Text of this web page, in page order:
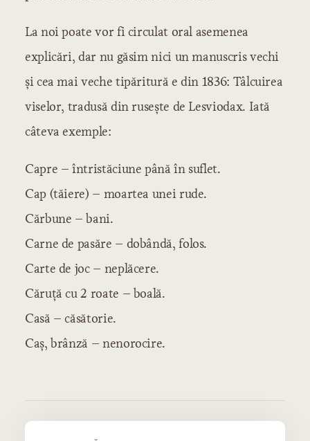
La noi poate vor fi circulat oral asemenea
explicări, dar nu găsim nici un manuscris vechi
şi cea mai veche tipăritură e din 1836: Tâlcuirea
viselor, tradusă din ruseşte de Lesviodax. Iată
câteva exemple:
Capre – întristăciune până în suflet.
Cap (tăiere) – moartea unei rude.
Cărbune – bani.
Carne de pasăre – dobândă, folos.
Carte de joc – neplăcere.
Căruţă cu 2 roate – boală.
Casă – căsătorie.
Caş, brânză – nenorocire.